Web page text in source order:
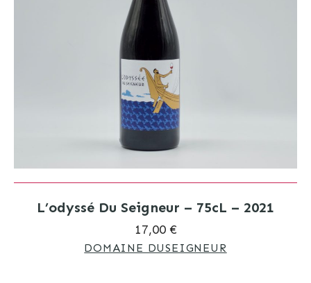
L’odyssé Du Seigneur – 75cL – 2021
17,00 €
DOMAINE DUSEIGNEUR